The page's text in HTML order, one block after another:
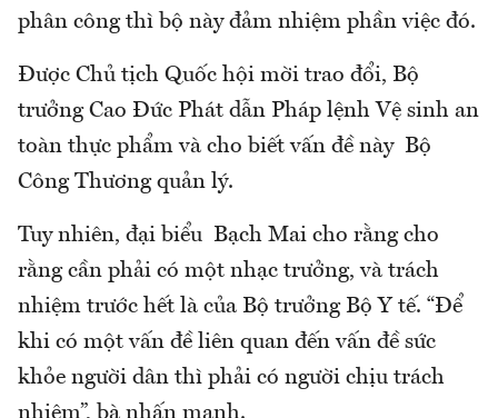
phân công thì bộ này đảm nhiệm phần việc đó.
Được Chủ tịch Quốc hội mời trao đổi, Bộ
trưởng Cao Đức Phát dẫn Pháp lệnh Vệ sinh an
toàn thực phẩm và cho biết vấn đề này Bộ
Công Thương quản lý.
Tuy nhiên, đại biểu Bạch Mai cho rằng cho
rằng cần phải có một nhạc trưởng, và trách
nhiệm trước hết là của Bộ trưởng Bộ Y tế. “Để
khi có một vấn đề liên quan đến vấn đề sức
khỏe người dân thì phải có người chịu trách